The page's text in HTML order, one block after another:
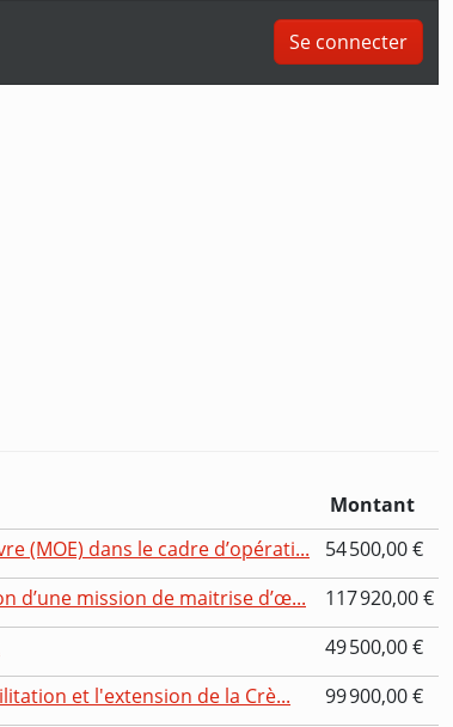
Se connecter
Montant
(MOE) dans le cadre d’opérati...
54 500,00 €
d’une mission de maitrise d’œ...
117 920,00 €
49 500,00 €
et l'extension de la Crè...
99 900,00 €